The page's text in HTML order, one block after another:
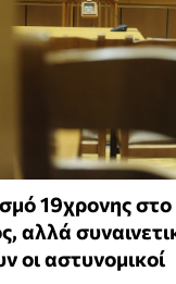
19χρονης
αλλά
οι αστυνομικοί